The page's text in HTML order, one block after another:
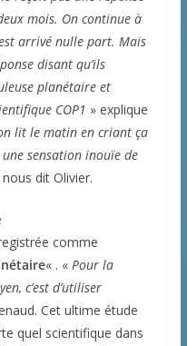
mois. On continue à
arrivé nulle part. Mais
disant qu’ils
planétaire et
COP1 » explique
lit le matin en criant ça
une sensation inouïe de
nous dit Olivier.
comme
« . « Pour la
c’est d’utiliser
Cet ultime étude
quel scientifique dans